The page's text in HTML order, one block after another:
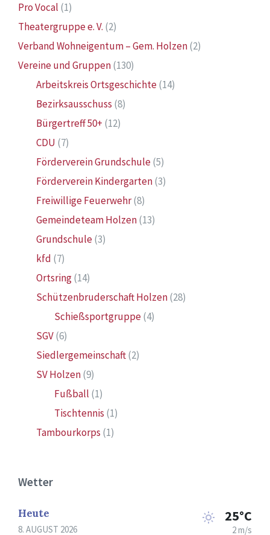
Pro Vocal (1)
Theatergruppe e. V. (2)
Verband Wohneigentum – Gem. Holzen(2)
Vereine und Gruppen(130)
Arbeitskreis Ortsgeschichte(14)
Bezirksausschuss (8)
Bürgertreff 50+ (12)
CDU (7)
Förderverein Grundschule(5)
Förderverein Kindergarten(3)
Freiwillige Feuerwehr(8)
Gemeindeteam Holzen(13)
Grundschule(3)
kfd (7)
Ortsring(14)
Schützenbruderschaft Holzen(28)
Schießsportgruppe(4)
SGV(6)
Siedlergemeinschaft(2)
SV Holzen(9)
Fußball (1)
Tischtennis (1)
Tambourkorps (1)
Wetter
Heute
8. AUGUST 2026
25°C
2 m/s